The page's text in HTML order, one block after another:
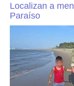
Localizan a
Paraíso